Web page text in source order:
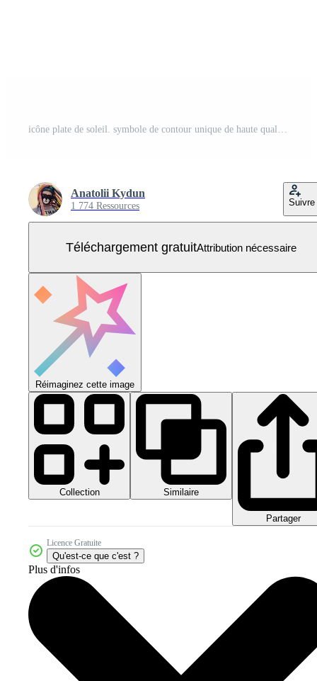
icône plate de soleil. symbole de contour unique de haute qualité du printemps pour la conception Web ou l'application mobile. signes de ligne mince du soleil pour le logo de conception, carte de visite, etc. pictogramme de contour du soleil Vecteur Gratuit
Anatolii Kydun
1 774 Ressources Suivre
Téléchargement gratuitAttribution nécessaire
Réimaginez cette image
Collection Similaire
Partager
Licence Gratuite
Qu'est-ce que c'est ?
Plus d'infos